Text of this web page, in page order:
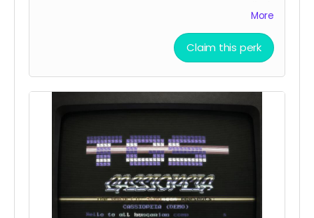
More
Claim this perk